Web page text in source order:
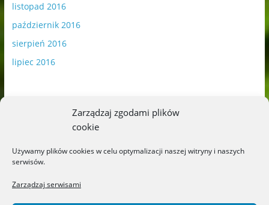
Zarządzaj zgodami plików
cookie
Używamy plików cookies w celu optymalizacji naszej witryny i naszych
serwisów.
Zarządzaj serwisami
listopad 2016
październik 2016
sierpień 2016
lipiec 2016